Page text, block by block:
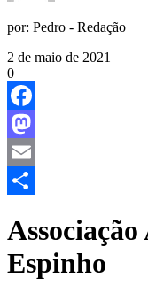
por: Pedro - Redação
2 de maio de 2021
0
Facebook
Mastodon
Email
Espinho